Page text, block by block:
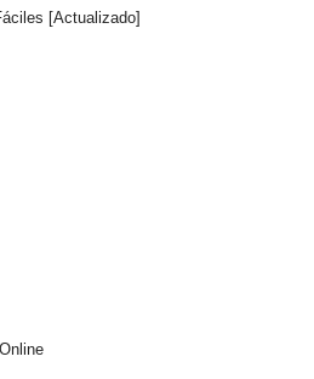
[Actualizado]